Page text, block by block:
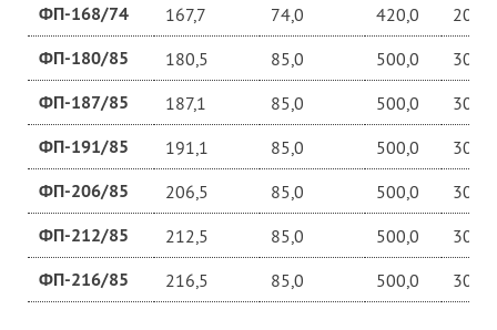
ФП-168/74 167,7 74,0 420,0 20,0
ФП-180/85 180,5 85,0 500,0 30,0
ФП-187/85 187,1 85,0 500,0 30,0
ФП-191/85 191,1 85,0 500,0 30,0
ФП-206/85 206,5 85,0 500,0 30,0
ФП-212/85 212,5 85,0 500,0 30,0
ФП-216/85 216,5 85,0 500,0 30,0